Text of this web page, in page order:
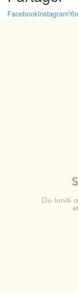
FacebookInstagram
Du lundi